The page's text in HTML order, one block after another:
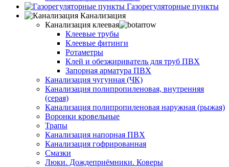
Газорегуляторные пункты
Канализация
Канализация клеевая
Клеевые трубы
Клеевые фитинги
Ротаметры
Клей и обезжириватель для труб ПВХ
Запорная арматура ПВХ
Канализация чугунная (ЧК)
Канализация полипропиленовая, внутренняя
(серая)
Канализация полипропиленовая наружная (рыжая)
Воронки кровельные
Трапы
Канализация напорная ПВХ
Канализация гофрированная
Смазки
Люки. Дождеприёмники. Коверы